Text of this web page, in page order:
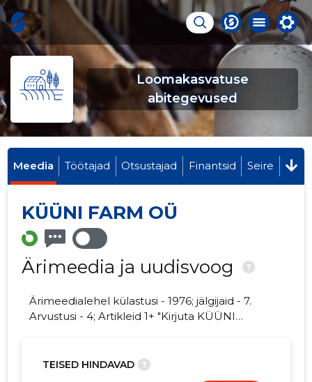
Loomakasvatuse
abitegevused
Meedia Töötajad Otsustajad Finantsid Seire
KÜÜNI FARM OÜ
Ärimeedia ja uudisvoog ?
Ärimeedialehel külastusi - 1976; jälgijaid - 7.
Arvustusi - 4; Artikleid 1+ "Kirjuta KÜÜNI
TEISED HINDAVAD ?